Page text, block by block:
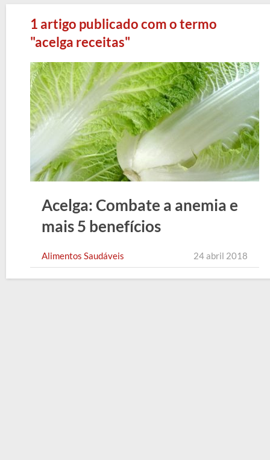
1 artigo publicado com o termo
"acelga receitas"
Acelga: Combate a anemia e
mais 5 benefícios
Alimentos Saudáveis 24 abril 2018